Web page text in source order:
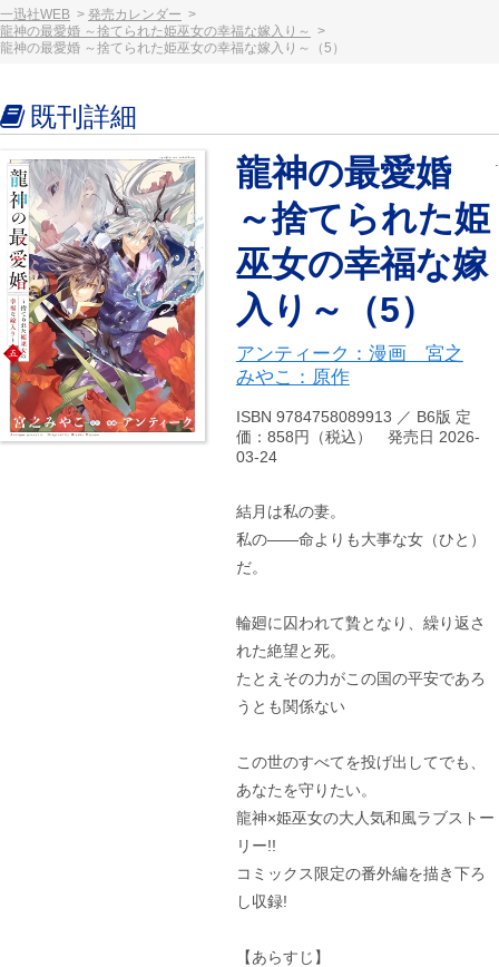
一迅社WEB
発売カレンダー
龍神の最愛婚 ～捨てられた姫巫女の幸福な嫁入り～
龍神の最愛婚 ～捨てられた姫巫女の幸福な嫁入り～（5）
既刊詳細
龍神の最愛婚
～捨てられた姫
巫女の幸福な嫁
入り～（5）
アンティーク：漫画 宮之
みやこ：原作
ISBN 9784758089913 ／ B6版 定
価：858円（税込） 発売日 2026-
03-24
結月は私の妻。
私の――命よりも大事な女（ひと）
だ。
輪廻に囚われて贄となり、繰り返さ
れた絶望と死。
たとえその力がこの国の平安であろ
うとも関係ない
この世のすべてを投げ出してでも、
あなたを守りたい。
龍神×姫巫女の大人気和風ラブストー
リー!!
コミックス限定の番外編を描き下ろ
し収録!
【あらすじ】